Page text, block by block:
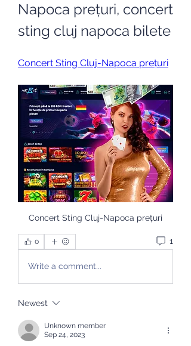
Napoca prețuri, concert
sting cluj napoca bilete
Concert Sting Cluj-Napoca prețuri
Concert Sting Cluj-Napoca prețuri
0 1
Write a comment...
Newest
Unknown member
Sep 24, 2023